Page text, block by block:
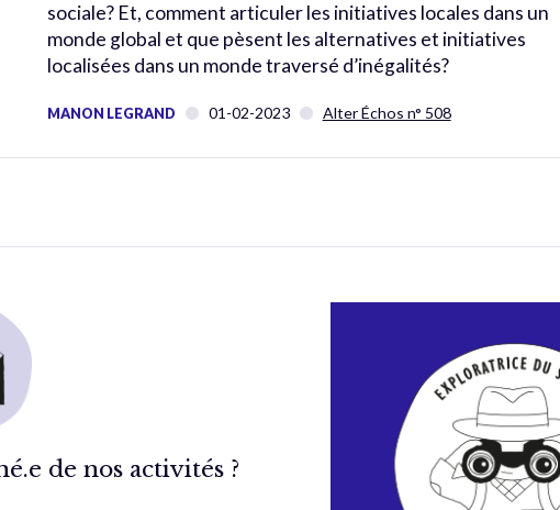
sociale? Et, comment articuler les initiatives locales dans un
monde global et que pèsent les alternatives et initiatives
localisées dans un monde traversé d’inégalités?
MANON LEGRAND 01-02-2023 Alter Échos n° 508
de nos activités ?